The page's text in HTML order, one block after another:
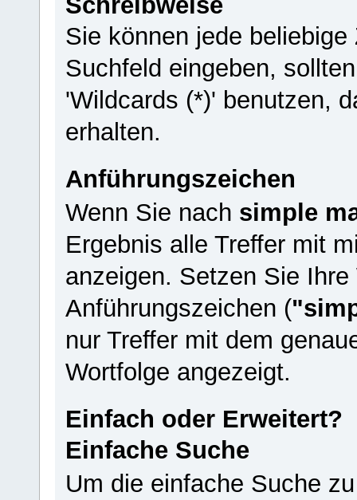
Sie können jede
Suchfeld eingeben,
'Wildcards (*)' benutzen,
erhalten.
Anführungszeichen
Wenn Sie nach simple
Ergebnis alle Treffer mit
anzeigen. Setzen Sie
Anführungszeichen (
nur Treffer mit dem
Wortfolge angezeigt.
Einfach oder Erweitert?
Einfache Suche
Um die einfache Suche